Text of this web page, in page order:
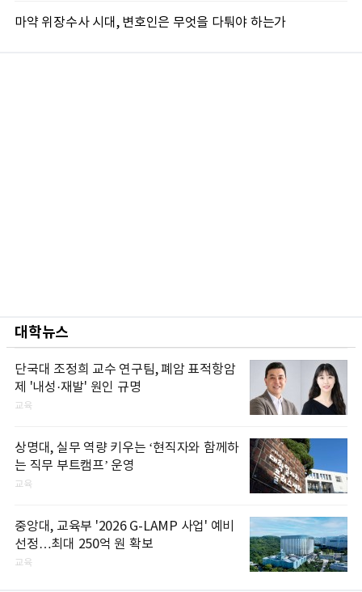
마약 위장수사 시대, 변호인은 무엇을 다퉈야 하는가
대학뉴스
단국대 조정희 교수 연구팀, 폐암 표적항암
제 '내성·재발' 원인 규명
교육
상명대, 실무 역량 키우는 ‘현직자와 함께하
는 직무 부트캠프’ 운영
교육
중앙대, 교육부 '2026 G-LAMP 사업' 예비
선정…최대 250억 원 확보
교육